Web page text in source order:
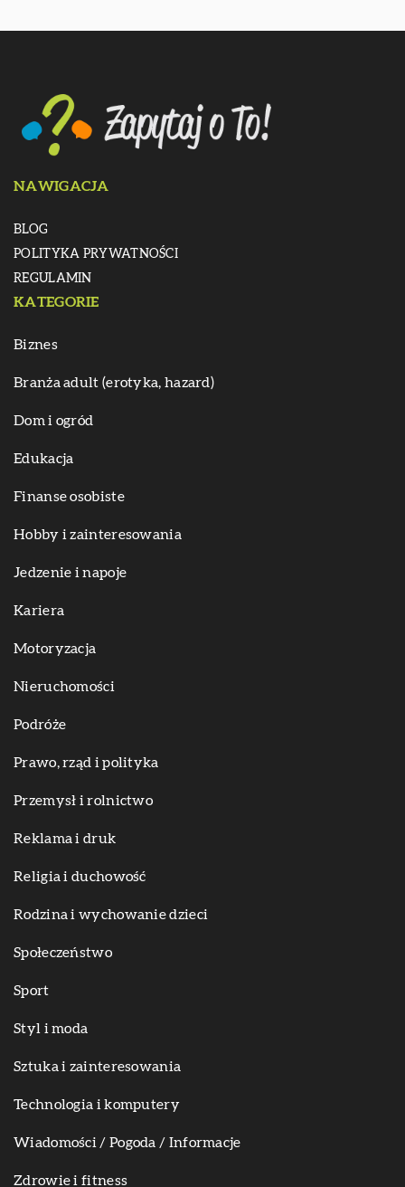
NAWIGACJA
BLOG
POLITYKA PRYWATNOŚCI
REGULAMIN
KATEGORIE
Biznes
Branża adult (erotyka, hazard)
Dom i ogród
Edukacja
Finanse osobiste
Hobby i zainteresowania
Jedzenie i napoje
Kariera
Motoryzacja
Nieruchomości
Podróże
Prawo, rząd i polityka
Przemysł i rolnictwo
Reklama i druk
Religia i duchowość
Rodzina i wychowanie dzieci
Społeczeństwo
Sport
Styl i moda
Sztuka i zainteresowania
Technologia i komputery
Wiadomości / Pogoda / Informacje
Zdrowie i fitness